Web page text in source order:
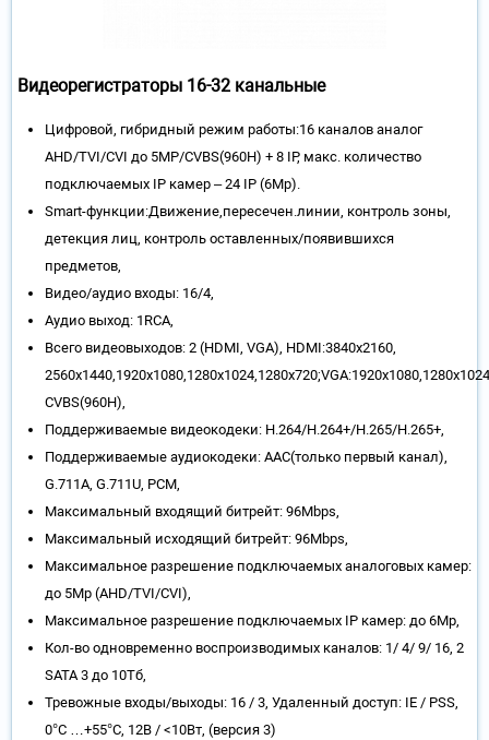
Видеорегистраторы 16-32 канальные
Цифровой, гибридный режим работы:16 каналов аналог
AHD/TVI/CVI до 5MP/CVBS(960H) + 8 IP, макс. количество
подключаемых IP камер – 24 IP (6Mp).
Smart-функции:Движение,пересечен.линии, контроль зоны,
детекция лиц, контроль оставленных/появившихся
предметов,
Видео/аудио входы: 16/4,
Аудио выход: 1RCA,
Всего видеовыходов: 2 (HDMI, VGA), HDMI:3840х2160,
CVBS(960Н),
Поддерживаемые видеокодеки: H.264/H.264+/H.265/H.265+,
Поддерживаемые аудиокодеки: AAC(только первый канал),
G.711A, G.711U, PCM,
Максимальный входящий битрейт: 96Mbps,
Максимальный исходящий битрейт: 96Mbps,
Максимальное разрешение подключаемых аналоговых камер:
до 5Mp (AHD/TVI/CVI),
Максимальное разрешение подключаемых IP камер: до 6Mp,
Кол-во одновременно воспроизводимых каналов: 1/ 4/ 9/ 16, 2
SATA 3 до 10Тб,
Тревожные входы/выходы: 16 / 3, Удаленный доступ: IE / PSS,
0°C …+55°C, 12В / <10Вт, (версия 3)